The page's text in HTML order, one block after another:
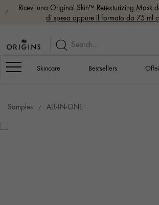
Ricevi una Original Skin™ Retexturizing Mask
di spesa oppure il formato da 75 ml
Navigation
Skincare Bestsellers
Samples ALL-IN-ONE